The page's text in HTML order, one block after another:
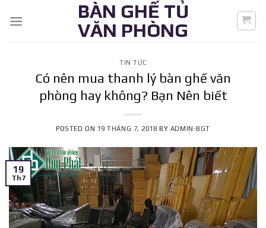
BÀN GHẾ TỦ
VĂN PHÒNG
TIN TỨC
Có nên mua thanh lý bàn ghế văn
phòng hay không? Bạn Nên biết
POSTED ON 19 THÁNG 7, 2018 BY ADMIN-BGT
19
Th7